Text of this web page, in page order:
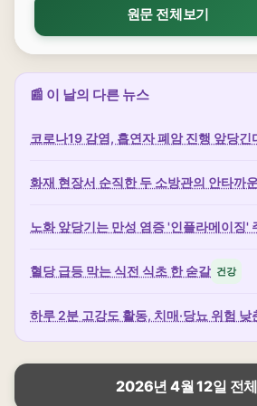
원문 전체보기
📰 이 날의 다른 뉴스
코로나19 감염, 흡연자 폐암 진행 앞당긴
화재 현장서 순직한 두 소방관의 안타까
노화 앞당기는 만성 염증 '인플라메이징'
혈당 급등 막는 식전 식초 한 숟갈 건강
하루 2분 고강도 활동, 치매·당뇨 위험 낮
2026년 4월 12일 전